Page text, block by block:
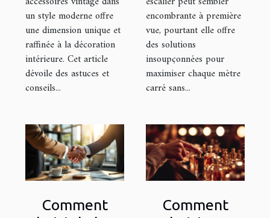
un style moderne offre
une dimension unique et
raffinée à la décoration
intérieure. Cet article
dévoile des astuces et
conseils...
encombrante à première
vue, pourtant elle offre
des solutions
insoupçonnées pour
maximiser chaque mètre
carré sans...
Comment
Comment